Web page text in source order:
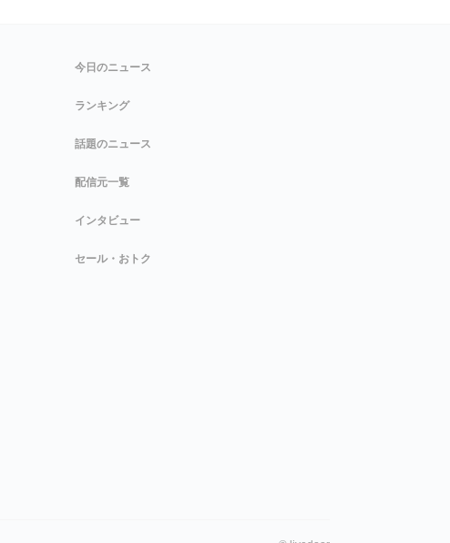
今日のニュース
ランキング
話題のニュース
配信元一覧
インタビュー
セール・おトク